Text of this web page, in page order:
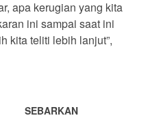
apa kerugian yang kita
ini sampai saat ini
kita teliti lebih lanjut”,
SEBARKAN